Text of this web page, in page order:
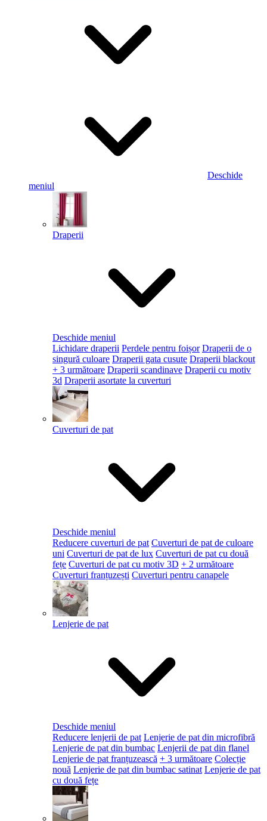
Deschide
meniul
Draperii
Deschide meniul
Lichidare draperii Perdele pentru foișor Draperii de o
singură culoare Draperii gata cusute Draperii blackout
+ 3 următoare Draperii scandinave Draperii cu motiv
3d Draperii asortate la cuverturi
Cuverturi de pat
Deschide meniul
Reducere cuverturi de pat Cuverturi de pat de culoare
uni Cuverturi de pat de lux Cuverturi de pat cu două
fețe Cuverturi de pat cu motiv 3D + 2 următoare
Cuverturi franțuzești Cuverturi pentru canapele
Lenjerie de pat
Deschide meniul
Reducere lenjerii de pat Lenjerie de pat din microfibră
Lenjerie de pat din bumbac Lenjerii de pat din flanel
Lenjerie de pat franțuzească + 3 următoare Colecție
nouă Lenjerie de pat din bumbac satinat Lenjerie de pat
cu două fețe